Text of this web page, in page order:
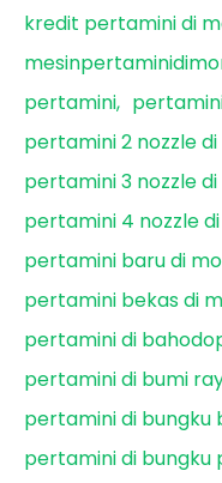
kredit pertamini di
pertamini
pertamini 2 nozzle
pertamini 3 nozzle
pertamini 4 nozzle
pertamini baru di
pertamini bekas di
pertamini di
pertamini di bumi
pertamini di
pertamini di bungku